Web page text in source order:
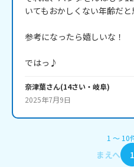
いてもおかしくない年齢だと
参考になったら嬉しいな！
ではっ♪
奈津葉さん(14さい・ 岐阜)
2025年7月9日
1 〜 10
まえへ 1